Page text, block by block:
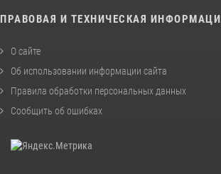
ПРАВОВАЯ И ТЕХНИЧЕСКАЯ
О сайте
Об использовании информации сайта
Правила обработки персональных данных
Сообщить об ошибках